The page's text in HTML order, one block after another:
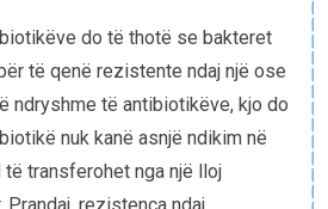
do të thotë se bakteret
të qenë rezistente ndaj një ose
ndryshme të antibiotikëve, kjo do
nuk kanë asnjë ndikim në
transferohet nga një lloj